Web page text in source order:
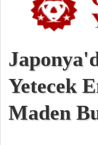
Yetecek
Maden